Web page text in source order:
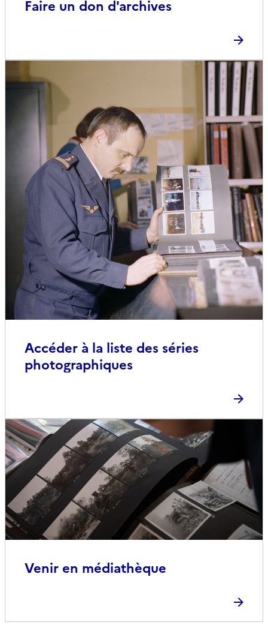
Faire un don d'archives
Accéder à la liste des séries
photographiques
Venir en médiathèque